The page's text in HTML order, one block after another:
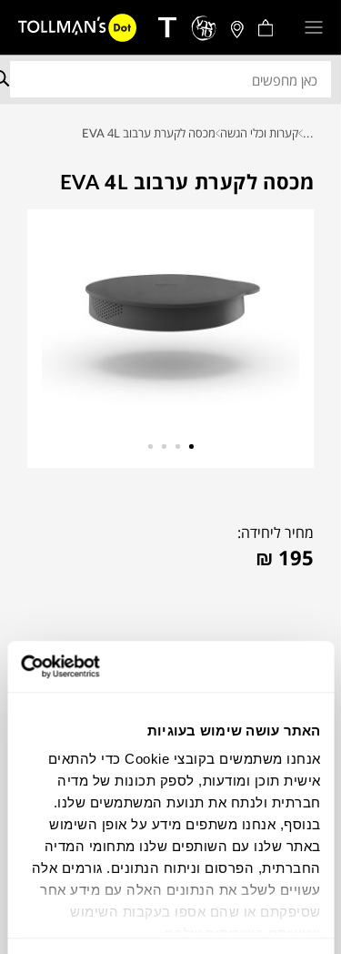
האתר עושה שימוש בעוגיות
אנחנו משתמשים בקובצי Cookie כדי להתאים
אישית תוכן ומודעות, לספק תכונות של מדיה
חברתית ולנתח את תנועת המשתמשים שלנו.
בנוסף, אנחנו משתפים מידע על אופן השימוש
באתר שלנו עם השותפים שלנו מתחומי המדיה
החברתית, הפרסום וניתוח הנתונים. גורמים אלה
עשויים לשלב את הנתונים האלה עם מידע אחר
שסיפקתם או שהם אספו בעקבות השימוש
... קערות וכלי הגשה מכסה לקערת ערבוב EVA 4L
מכסה לקערת ערבוב EVA 4L
מחיר ליחידה:
₪ 195
צבעים